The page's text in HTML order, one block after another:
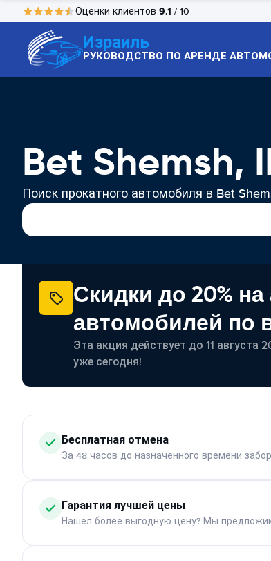
Оценки клиентов 9.1 / 10
Израиль
РУКОВОДСТВО ПО АРЕНДЕ
Bet Shemsh,
Поиск прокатного автомобиля в Bet
Скидки до 20%
автомобилей по
Эта акция действует до 11 августа
уже сегодня!
Бесплатная отмена
За 48 часов до назначенного времени
Гарантия лучшей цены
Нашёл более выгодную цену? Мы